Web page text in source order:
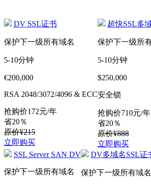
DV SSL证书
保护下一级所有域名
5-10分钟
€200,000
RSA 2048/3072/4096 & ECC
抢购价172元/年
省20％
原价¥215
立即购买
超快SSL多
保护下一级所
5-10分钟
$250,000
安全锁
抢购价710元/年
省20％
原价¥888
立即购买
SSL Server SAN DV
保护下一级所有域名
DV多域名SSL证
保护下一级所有域名